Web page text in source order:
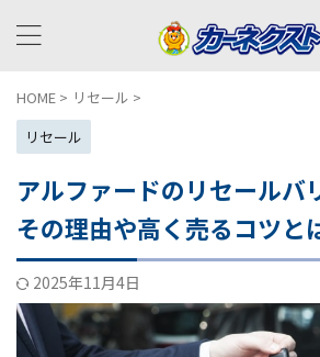
HOME > リセール >
リセール
アルファードのリセールバ
その理由や高く売るコツと
2025年11月4日